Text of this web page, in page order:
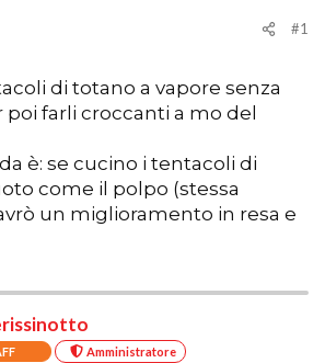
#1
di totano a vapore senza
farli croccanti a mo del
è: se cucino i tentacoli di
come il polpo (stessa
un miglioramento in resa e
Amministratore